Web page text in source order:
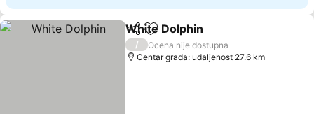
Deli Dodati u favorite
White Dolphin
/
Ocena nije dostupna
Centar grada: udaljenost 27.6 km